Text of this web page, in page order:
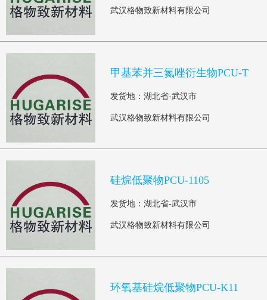
武汉格物致新材料有限公司
甲基苯并三氮唑衍生物PCU-T
发货地：湖北省-武汉市
武汉格物致新材料有限公司
硅烷低聚物PCU-1105
发货地：湖北省-武汉市
武汉格物致新材料有限公司
环氧基硅烷低聚物PCU-K11